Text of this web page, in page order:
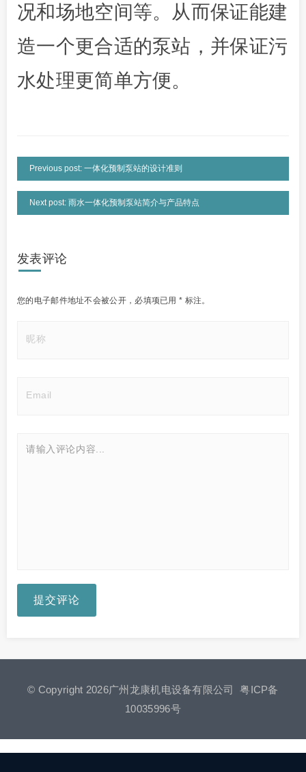
况和场地空间等。从而保证能建
造一个更合适的泵站，并保证污
水处理更简单方便。
Previous post: 一体化预制泵站的设计准则
Next post: 雨水一体化预制泵站简介与产品特点
发表评论
您的电子邮件地址不会被公开， 必填项已用* 标注。
提交评论
© Copyright 2026广州龙康机电设备有限公司粤ICP备
10035996号